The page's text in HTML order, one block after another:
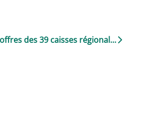
Retrouvez les offres des 39 caisses régionales